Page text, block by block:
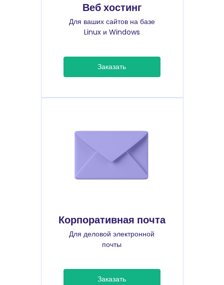
Веб хостинг
Для ваших сайтов на базе
Linux и Windows
Заказать
Корпоративная почта
Для деловой электронной
почты
Заказать